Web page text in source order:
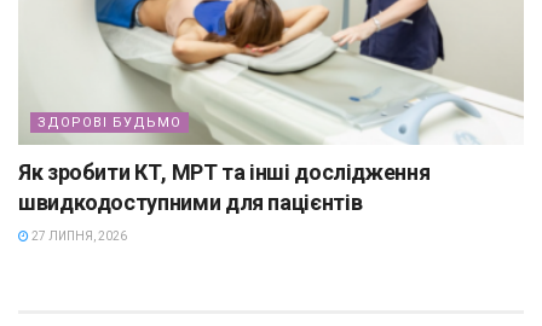
ЗДОРОВІ БУДЬМО
Як зробити КТ, МРТ та інші дослідження
швидкодоступними для пацієнтів
27 ЛИПНЯ, 2026